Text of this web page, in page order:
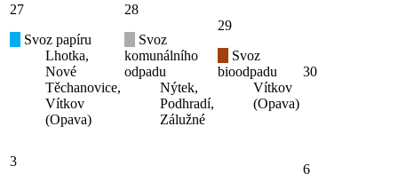
27
Svoz papíru
Lhotka,
Nové
Těchanovice,
Vítkov
(Opava)
28
Svoz
komunálního
odpadu
Nýtek,
Podhradí,
Zálužné
29
Svoz
bioodpadu
Vítkov
(Opava)
30
3
6